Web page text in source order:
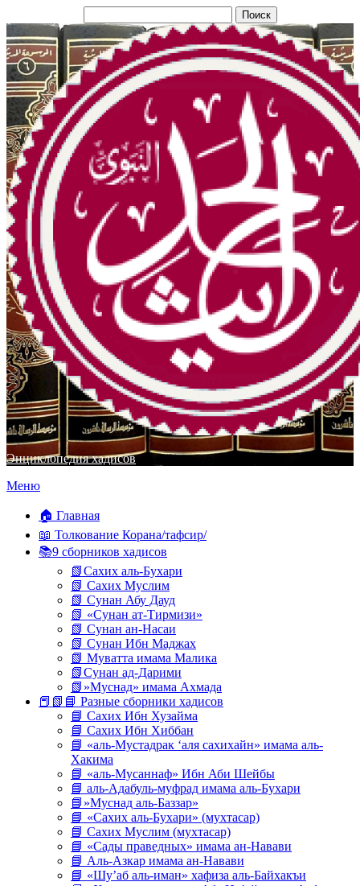
Энциклопедия хадисов
Перейти
содержимому
Меню
🏠 Главная
📖 Толкование Корана/тафсир/
📚9 сборников хадисов
📗Сахих аль-Бухари
📗 Сахих Муслим
📗 Сунан Абу Дауд
📗 «Сунан ат-Тирмизи»
📗 Сунан ан-Насаи
📗 Сунан Ибн Маджах
📗 Муватта имама Малика
📗Сунан ад-Дарими
📗»Муснад» имама Ахмада
📕📗📘 Разные сборники хадисов
📘 Сахих Ибн Хузайма
📘 Сахих Ибн Хиббан
📘 «аль-Мустадрак ‘аля сахихайн» имама аль-
Хакима
📘 «аль-Мусаннаф» Ибн Аби Шейбы
📘 аль-Адабуль-муфрад имама аль-Бухари
📘»Муснад аль-Баззар»
📘 «Сахих аль-Бухари» (мухтасар)
📘 Сахих Муслим (мухтасар)
📘 «Сады праведных» имама ан-Навави
📘 Аль-Азкар имама ан-Навави
📘 «Шу’аб аль-иман» хафиза аль-Байхакъи